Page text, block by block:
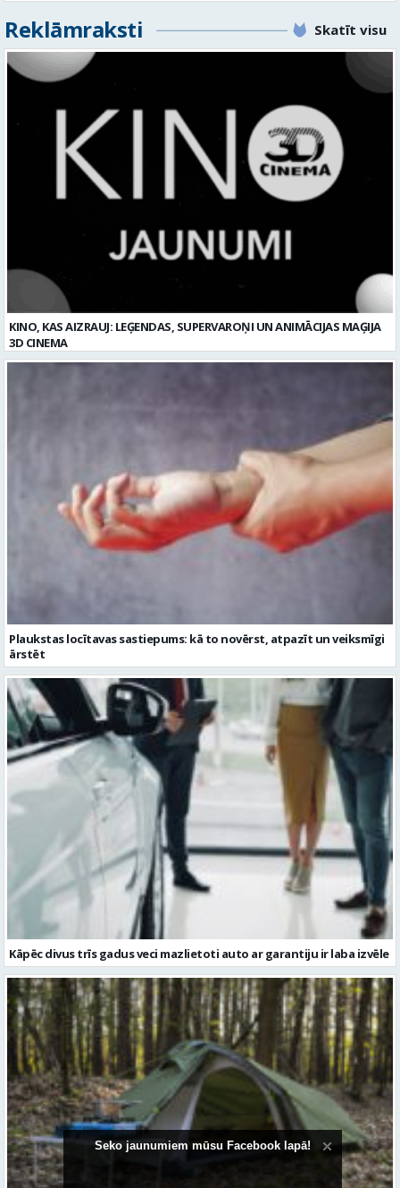
Reklāmraksti Skatīt visu
KINO, KAS AIZRAUJ: LEĢENDAS, SUPERVAROŅI UN ANIMĀCIJAS MAĢIJA
3D CINEMA
Plaukstas locītavas sastiepums: kā to novērst, atpazīt un veiksmīgi
ārstēt
Kāpēc divus trīs gadus veci mazlietoti auto ar garantiju ir laba izvēle
Seko jaunumiem mūsu Facebook lapā!